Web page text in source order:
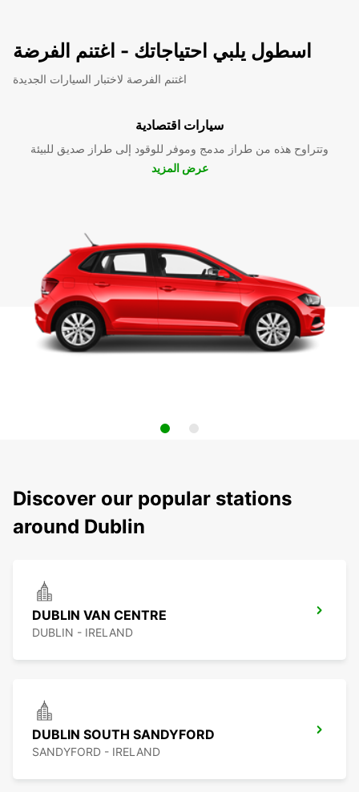
اسطول يلبي احتياجاتك - اغتنم الفرضة
اغتنم الفرصة لاختبار السيارات الجديدة
سيارات اقتصادية
وتتراوح هذه من طراز مدمج وموفر للوقود إلى طراز صديق للبيئة
عرض المزيد
Discover our popular stations
around Dublin
DUBLIN VAN CENTRE
DUBLIN - IRELAND
DUBLIN SOUTH SANDYFORD
SANDYFORD - IRELAND